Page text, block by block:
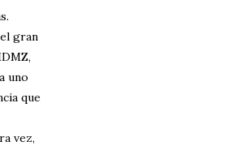
gran
uno
que
vez,